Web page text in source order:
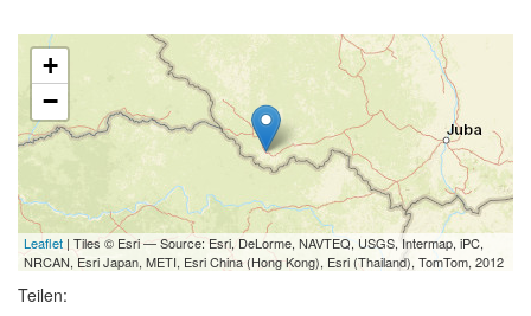
+
−
Leaflet | Tiles © Esri — Source: Esri, DeLorme, NAVTEQ, USGS, Intermap, iPC,
NRCAN, Esri Japan, METI, Esri China (Hong Kong), Esri (Thailand), TomTom, 2012
Teilen: